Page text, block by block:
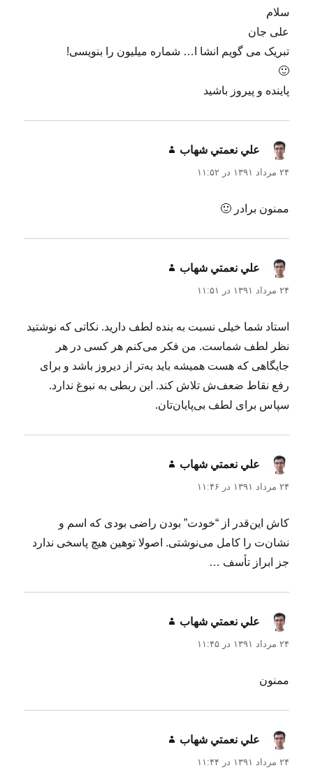
سلام
علی جان
تبریک می گویم انشا ا… شماره میلیون را بنویسی!
🙂
پاینده و پیروز باشید
علي نعمتي شهاب
۲۴ مرداد ۱۳۹۱ در ۱۱:۵۲
ممنون برادر 🙂
علي نعمتي شهاب
۲۴ مرداد ۱۳۹۱ در ۱۱:۵۱
استاد شما خیلی نسبت به بنده لطف دارید. نکاتی که نوشتید
نظر لطف شماست. من فکر می‌کنم هر کسی در هر
جایگاهی که هست همیشه باید به‌تر از دیروز باشد و برای
رفع نقاط ضعف‌ش تلاش کند. این ربطی به نبوغ ندارد.
سپاس برای لطف بی‌پایان‌تان.
علي نعمتي شهاب
۲۴ مرداد ۱۳۹۱ در ۱۱:۴۶
کاش این‌قدر از “خودت” بودن راضی بودی که اسم‌ و
نشان‌ت را کامل می‌نوشتی. اصولا توهین هیچ پاسخی ندارد
جز ابراز تأسف …
علي نعمتي شهاب
۲۴ مرداد ۱۳۹۱ در ۱۱:۴۵
ممنون
علي نعمتي شهاب
۲۴ مرداد ۱۳۹۱ در ۱۱:۴۴